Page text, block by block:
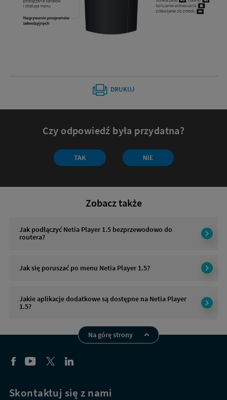
DRUKUJ
Czy odpowiedź była przydatna?
odpowiedź
TAK NIE
Zobacz także
Jak podłączyć Netia Player 1.5 bezprzewodowo do
routera?
Jak się poruszać po menu Netia Player 1.5?
Jakie aplikacje dodatkowe są dostępne na Netia Player
1.5?
Na górę strony
Skontaktuj się z nami